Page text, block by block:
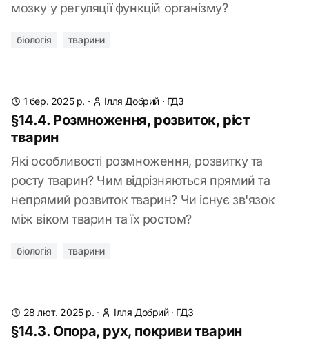
мозку у регуляції функцій організму?
біологія тварини
1 бер. 2025 р. · Ілля Добрий · ГДЗ
§14.4. Розмноження, розвиток, ріст
тварин
Які особливості розмноження, розвитку та
росту тварин? Чим відрізняються прямий та
непрямий розвиток тварин? Чи існує зв'язок
між віком тварин та їх ростом?
біологія тварини
28 лют. 2025 р. · Ілля Добрий· ГДЗ
§14.3. Опора, рух, покриви тварин